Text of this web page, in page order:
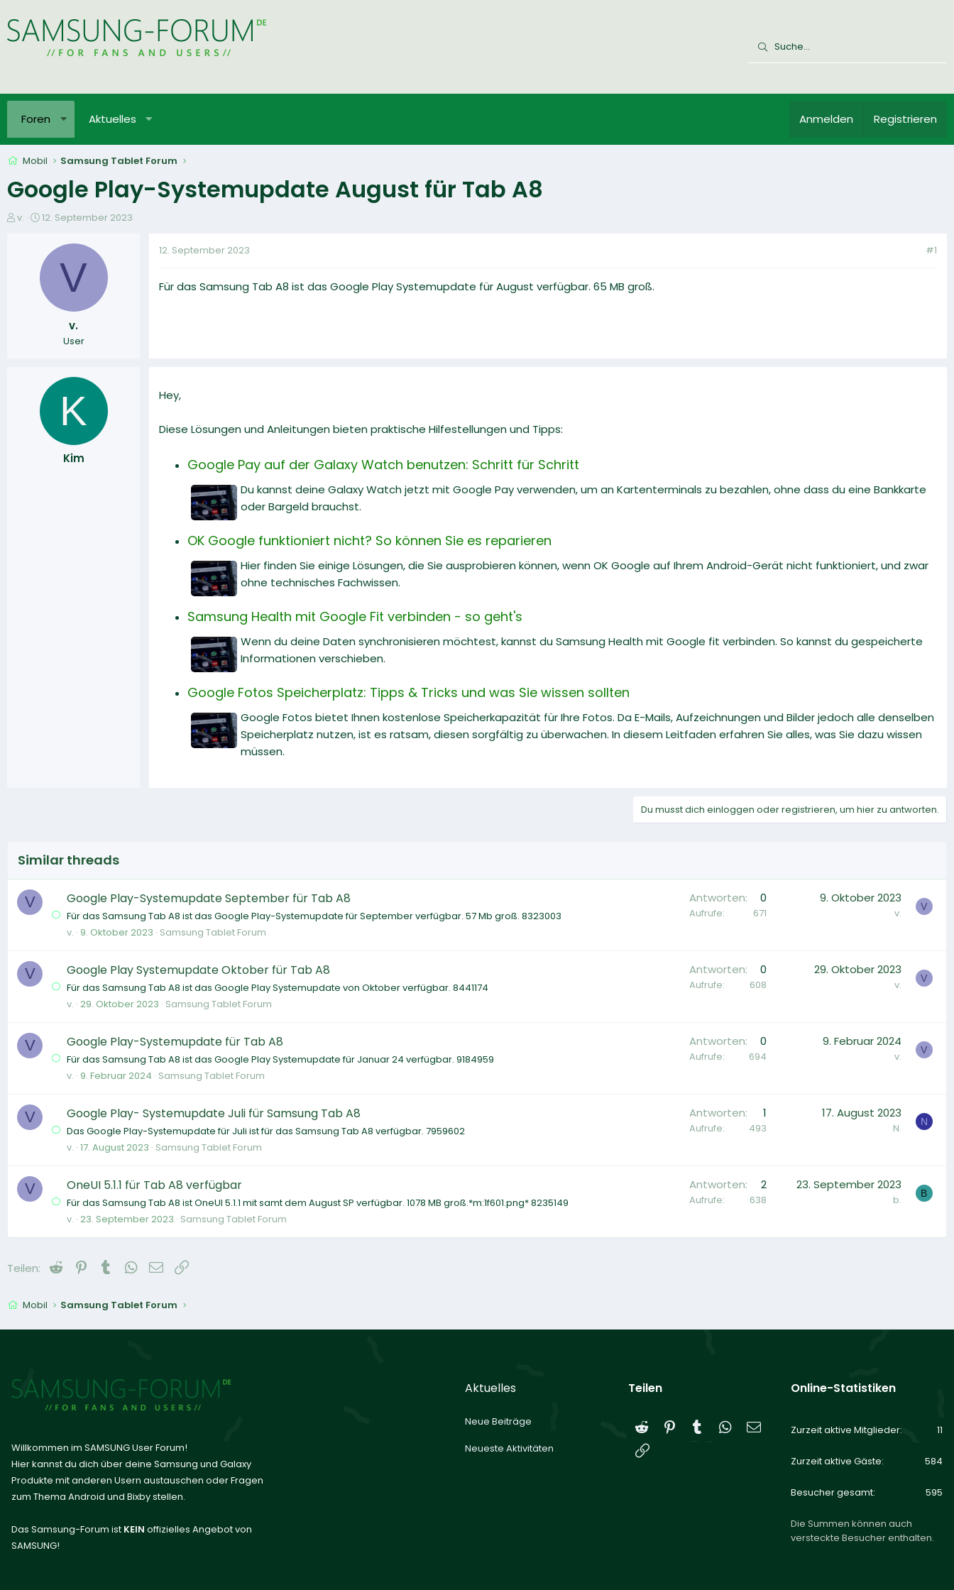
Foren Aktuelles Anmelden Registrieren
Mobil Samsung Tablet Forum
Google Play-Systemupdate August für Tab A8
E
v.
E
t
l
12. September 2023
V
v.
User
12. September 2023 #1
Für das Samsung Tab A8 ist das Google Play Systemupdate für August verfügbar. 65 MB groß.
K
Kim
Hey,
Diese Lösungen und Anleitungen bieten praktische Hilfestellungen und Tipps:
Google Pay auf der Galaxy Watch benutzen: Schritt für Schritt
Du kannst deine Galaxy Watch jetzt mit Google Pay verwenden, um an Kartenterminals zu bezahlen, ohne dass du eine Bankkarte
oder Bargeld brauchst.
OK Google funktioniert nicht? So können Sie es reparieren
Hier finden Sie einige Lösungen, die Sie ausprobieren können, wenn OK Google auf Ihrem Android-Gerät nicht funktioniert, und zwar
ohne technisches Fachwissen.
Samsung Health mit Google Fit verbinden - so geht's
Wenn du deine Daten synchronisieren möchtest, kannst du Samsung Health mit Google fit verbinden. So kannst du gespeicherte
Informationen verschieben.
Google Fotos Speicherplatz: Tipps & Tricks und was Sie wissen sollten
Google Fotos bietet Ihnen kostenlose Speicherkapazität für Ihre Fotos. Da E-Mails, Aufzeichnungen und Bilder jedoch alle denselben
Speicherplatz nutzen, ist es ratsam, diesen sorgfältig zu überwachen. In diesem Leitfaden erfahren Sie alles, was Sie dazu wissen
müssen.
Du musst dich einloggen oder registrieren, um hier zu antworten.
Similar threads
V Google Play-Systemupdate September für Tab A8
Für das Samsung Tab A8 ist das Google Play-Systemupdate für September verfügbar. 57 Mb groß. 8323003
v. 9. Oktober 2023 Samsung Tablet Forum
Antworten 0
Aufrufe 671
9. Oktober 2023
v. V
V Google Play Systemupdate Oktober für Tab A8
Für das Samsung Tab A8 ist das Google Play Systemupdate von Oktober verfügbar. 8441174
v. 29. Oktober 2023 Samsung Tablet Forum
Antworten 0
Aufrufe 608
29. Oktober 2023
v. V
V Google Play-Systemupdate für Tab A8
Für das Samsung Tab A8 ist das Google Play Systemupdate für Januar 24 verfügbar. 9184959
v. 9. Februar 2024 Samsung Tablet Forum
Antworten 0
Aufrufe 694
9. Februar 2024
v. V
V Google Play- Systemupdate Juli für Samsung Tab A8
Das Google Play-Systemupdate für Juli ist für das Samsung Tab A8 verfügbar. 7959602
v. 17. August 2023 Samsung Tablet Forum
Antworten 1
Aufrufe 493
17. August 2023
N. N
V OneUI 5.1.1 für Tab A8 verfügbar
Für das Samsung Tab A8 ist OneUI 5.1.1 mit samt dem August SP verfügbar. 1078 MB groß.*m:1f601.png* 8235149
v. 23. September 2023 Samsung Tablet Forum
Antworten 2
Aufrufe 638
23. September 2023
b. B
Teilen: Reddit PinterestTumblrWhatsApp
E-Mail
Mobil Samsung Tablet Forum
Willkommen im SAMSUNG User Forum!
Hier kannst du dich über deine Samsung und Galaxy
Produkte mit anderen Usern austauschen oder Fragen
zum Thema Android und Bixby stellen.
Das Samsung-Forum ist KEIN offizielles Angebot von
SAMSUNG!
Aktuelles
Neue Beiträge
Neueste Aktivitäten
Teilen
Reddit Pinterest
Tumblr WhatsApp
E-Mail
Online-Statistiken
Zurzeit aktive Mitglieder 11
Zurzeit aktive Gäste 584
Besucher gesamt 595
Die Summen können auch
versteckte Besucher enthalten.